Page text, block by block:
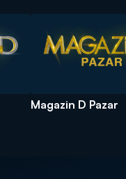
Magazin D Pazar